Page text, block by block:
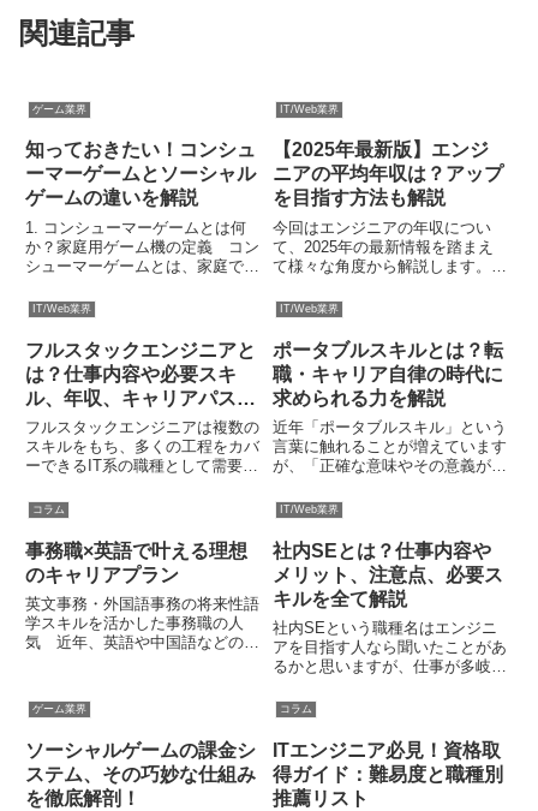
関連記事
ゲーム業界
知っておきたい！コンシュ
ーマーゲームとソーシャル
ゲームの違いを解説
1. コンシューマーゲームとは何
か？家庭用ゲーム機の定義 コン
シューマーゲームとは、家庭で楽
ム機でプレイするゲームを指しま
は、アーケードゲーム機やスマー
トフォン、PCのような汎用端
末...
IT/Web業界
【2025年最新版】エンジ
ニアの平均年収は？アップ
を目指す方法も解説
今回はエンジニアの年収につい
て、2025年の最新情報を踏まえ
て様々な角度から解説します。ま
る方法も複数紹介しますので、ハ
はぜひご覧ください。（本記事に
おけるデータは2025年時点の...
IT/Web業界
フルスタックエンジニアと
は？仕事内容や必要スキ
ル、年収、キャリアパスな
どを解説
フルスタックエンジニアは複数の
スキルをもち、多くの工程をカバ
ーできるIT系の職種として需要が
タックエンジニアについてあまり
知識がない方も多いでしょう。そ
こでこのコラムではフルスタック
エンジニアについて、概要や仕...
IT/Web業界
ポータブルスキルとは？転
職・キャリア自律の時代に
求められる力を解説
近年「ポータブルスキル」という
言葉に触れることが増えています
が、「正確な意味やその意義がわ
う。そこでこのコラムでは、ポー
タブルスキルについて解説しま
す。転職やキャリア形成にも役立
つ内容が多いので、ぜひ最後まで
読...
コラム
事務職×英語で叶える理想
のキャリアプラン
英文事務・外国語事務の将来性語
学スキルを活かした事務職の人
気 近年、英語や中国語などの語
進展に伴い、日本の企業でも海外
取引が増加しており、英文事務や
外国語事務の需要が急速に高まっ
て...
IT/Web業界
社内SEとは？仕事内容や
メリット、注意点、必要ス
キルを全て解説
社内SEという職種名はエンジニ
アを目指す人なら聞いたことがあ
るかと思いますが、仕事が多岐に
描けない人も多いのではないでし
社内SEの基本的情報や共通性が
ある職種との違いを解説し、仕
事...
ゲーム業界
ソーシャルゲームの課金シ
ステム、その巧妙な仕組み
を徹底解剖！
コラム
ITエンジニア必見！資格取
得ガイド：難易度と職種別
推薦リスト